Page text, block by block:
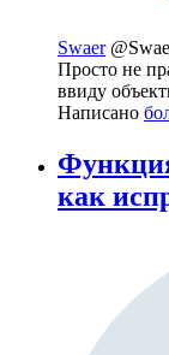
Swaer
Просто не
ввиду
Написано
как